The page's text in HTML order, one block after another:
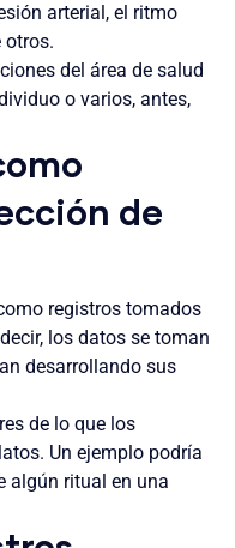
arterial, el ritmo
otros.
del área de salud
o varios, antes,
de
registros tomados
los datos se toman
desarrollando sus
de lo que los
Un ejemplo podría
algún ritual en una